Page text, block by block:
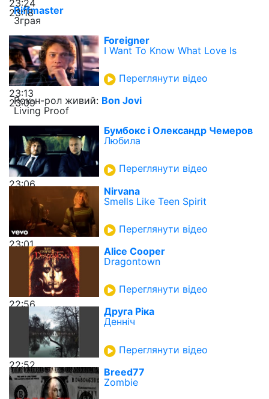
23:24
23:18
Riffmaster
Зграя
23:13
Foreigner
I Want To Know What Love Is
Переглянути відео
23:09
Рок-н-рол живий: Bon Jovi
Living Proof
23:06
Бумбокс і Олександр Чемеров
Любила
Переглянути відео
23:01
Nirvana
Smells Like Teen Spirit
Переглянути відео
22:56
Alice Cooper
Dragontown
Переглянути відео
22:52
Друга Ріка
Денніч
Переглянути відео
Breed77
Zombie